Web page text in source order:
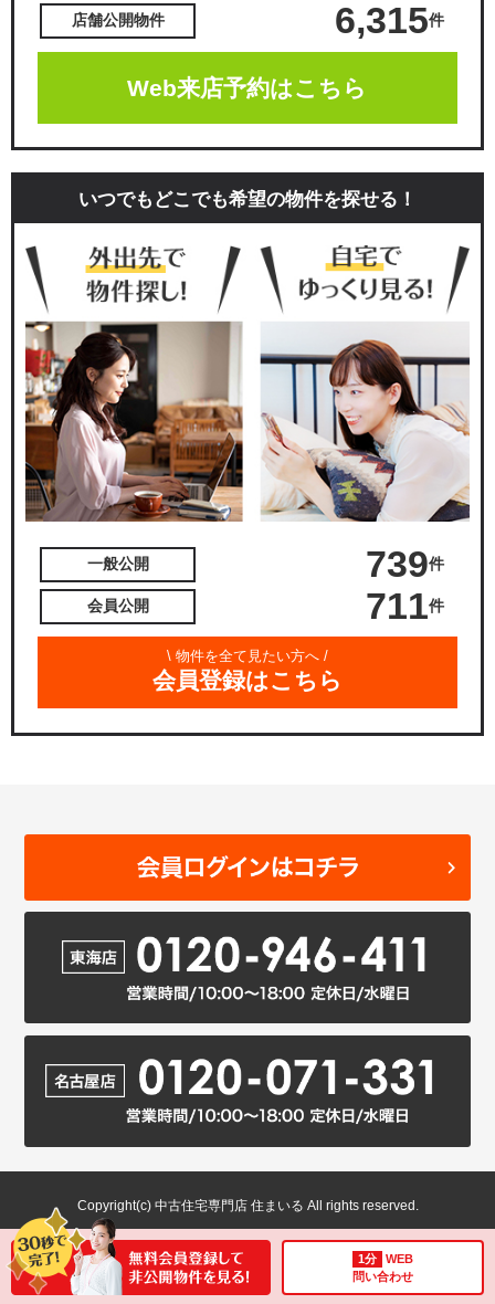
店舗公開物件 6,315件
Web来店予約はこちら
いつでもどこでも希望の物件を探せる！
一般公開 739件
会員公開 711件
\ 物件を全て見たい方へ /
会員登録はこちら
Copyright(c) 中古住宅専門店 住まいる All rights reserved.
1分
WEB
問い合わせ